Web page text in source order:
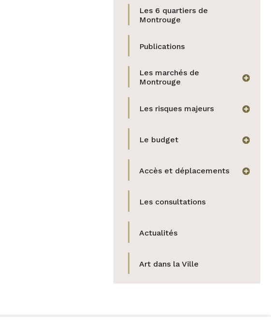
Les 6 quartiers de
Montrouge
Publications
Les marchés de
Montrouge
Les risques majeurs
Le budget
Accès et déplacements
Les consultations
Actualités
Art dans la Ville